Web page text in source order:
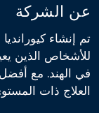
عن الشركة
تم إنشاء
للأشخاص الذين
في الهند. مع
العلاج ذات